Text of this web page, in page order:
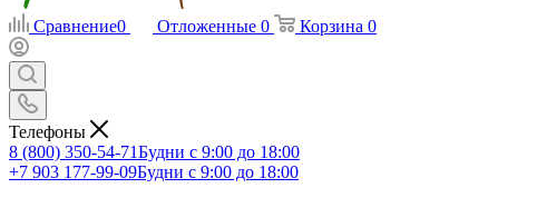
Сравнение0 Отложенные 0 Корзина 0
Телефоны
8 (800) 350-54-71Будни с 9:00 до 18:00
+7 903 177-99-09Будни с 9:00 до 18:00